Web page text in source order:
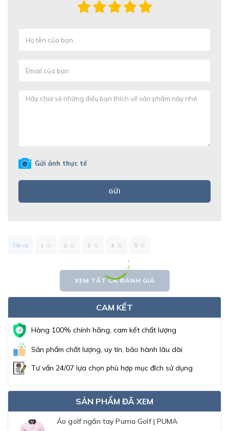
Gửi ảnh thực tế
GỬI
Tất cả 1 2 3 4 5
XEM TẤT CẢ ĐÁNH GIÁ
CAM KẾT
Hàng 100% chính hãng, cam kết chất lượng
Sản phẩm chất lượng, uy tín, bảo hành lâu dài
Tư vấn 24/07 lựa chọn phù hợp mục đích sử dụng
SẢN PHẨM ĐÃ XEM
Áo golf ngắn tay Puma Golf | PUMA